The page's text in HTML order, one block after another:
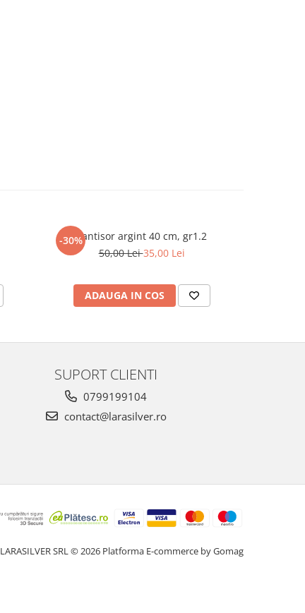
-30%Lantisor argint 40 cm, gr1.2
50,00 Lei35,00 Lei
ADAUGA IN COS
SUPORT CLIENTI
0799199104
contact@larasilver.ro
LARASILVER SRL © 2026 Platforma E-commerce by Gomag